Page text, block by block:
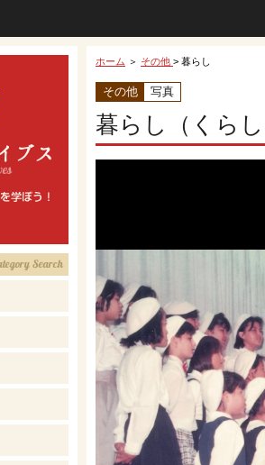
ホーム ＞ その他 > 暮らし
その他 写真
暮らし（くら